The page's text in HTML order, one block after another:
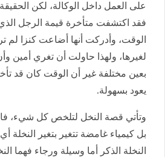
على العمل داخل الوكالة، لكن
فقد اكتشفت متأخرة قيمة الرجل
الوقت، وأدركت أنها أضاعت كنزا لم
لغيرها، ولهذا حاولت أن تغري أمين
بعين مختلفة غير أن الوقت كان قد
يعود بسهولة.
وتأتي قصة النخل لتلخص كل شيء،
بل كيمياء غامضة تتغير بتغير النخلة
النخلة الذكر أما وسيلة ورجاء فهما